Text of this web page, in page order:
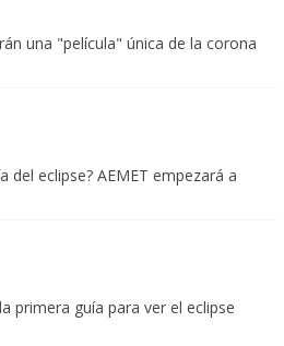
una "película" única de la corona
del eclipse? AEMET empezará a
primera guía para ver el eclipse